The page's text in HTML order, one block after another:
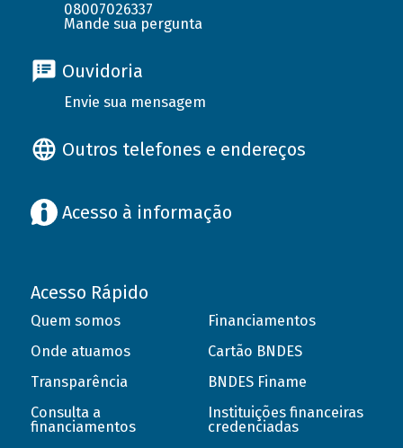
08007026337
Mande sua pergunta
Ouvidoria
Envie sua mensagem
Outros telefones e endereços
Acesso à informação
Acesso Rápido
Quem somos
Onde atuamos
Transparência
Consulta a
financiamentos
Financiamentos
Cartão BNDES
BNDES Finame
Instituições financeiras
credenciadas